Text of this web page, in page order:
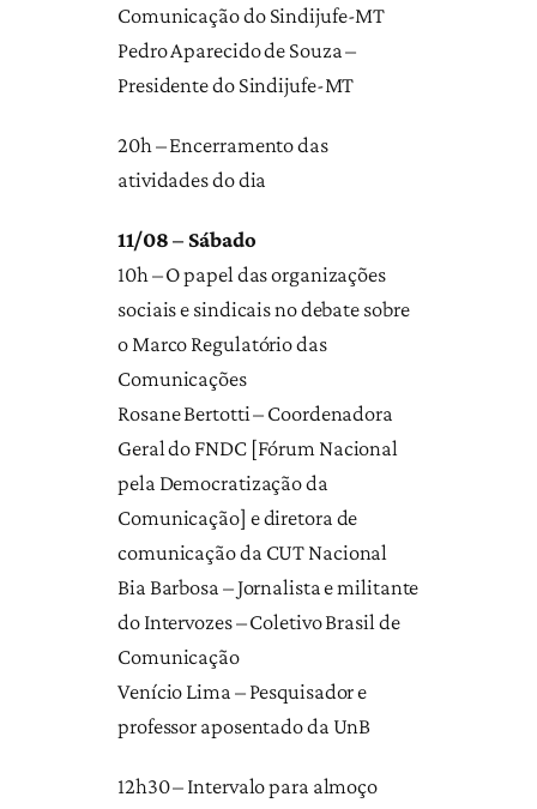
Comunicação do Sindijufe-MT
Pedro Aparecido de Souza –
Presidente do Sindijufe-MT
20h – Encerramento das
atividades do dia
11/08 – Sábado
10h – O papel das organizações
sociais e sindicais no debate sobre
o Marco Regulatório das
Comunicações
Rosane Bertotti – Coordenadora
Geral do FNDC [Fórum Nacional
pela Democratização da
Comunicação] e diretora de
comunicação da CUT Nacional
Bia Barbosa – Jornalista e militante
do Intervozes – Coletivo Brasil de
Comunicação
Venício Lima – Pesquisador e
professor aposentado da UnB
12h30 – Intervalo para almoço